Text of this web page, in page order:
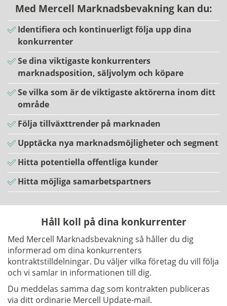
Med Mercell Marknadsbevakning kan du:
Identifiera och kontinuerligt följa upp dina
konkurrenter
Se dina viktigaste konkurrenters
marknadsposition, säljvolym och köpare
Se vilka som är de viktigaste aktörerna inom ditt
område
Följa tillväxttrender på marknaden
Upptäcka nya marknadsmöjligheter och segment
Hitta potentiella offentliga kunder
Hitta möjliga samarbetspartners
Håll koll på dina konkurrenter
Med Mercell Marknadsbevakning så håller du dig
informerad om dina konkurrenters
kontraktstilldelningar. Du väljer vilka företag du vill följa
och vi samlar in informationen till dig.
Du meddelas samma dag som kontrakten publiceras
via ditt ordinarie Mercell Update-mail.